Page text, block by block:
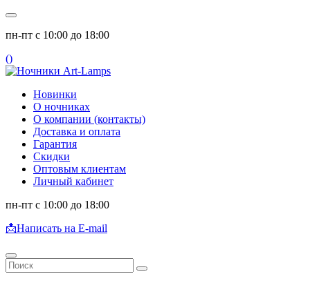
пн-пт с 10:00 до 18:00
()
Новинки
О ночниках
О компании (контакты)
Доставка и оплата
Гарантия
Скидки
Оптовым клиентам
Личный кабинет
пн-пт с 10:00 до 18:00
📩Написать на E-mail